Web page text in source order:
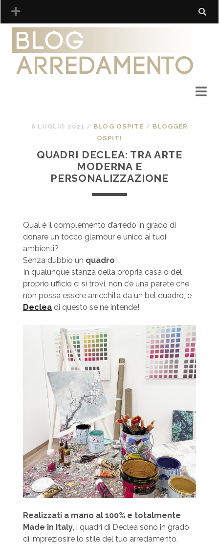
6 LUGLIO 2021 / BLOG OSPITE / BLOGGER
OSPITI
QUADRI DECLEA: TRA ARTE
MODERNA E
PERSONALIZZAZIONE
Qual è il complemento d’arredo in grado di
donare un tocco glamour e unico ai tuoi
ambienti?
Senza dubbio un quadro!
In qualunque stanza della propria casa o del
proprio ufficio ci si trovi, non c’è una parete che
non possa essere arricchita da un bel quadro, e
Decleadi questo se ne intende!
Realizzati a mano al 100% e totalmente
Made in Italy, i quadri di Declea sono in grado
di impreziosire lo stile del tuo arredamento.